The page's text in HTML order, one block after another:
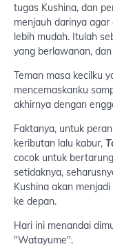
tugas Kushina, dan
menjauh darinya
lebih mudah. Itulah
yang berlawanan,
Teman masa kecilku
mencemaskanku
akhirnya dengan
Faktanya, untuk
keributan lalu kabur,
cocok untuk
setidaknya,
Kushina akan
ke depan.
Hari ini menandai
"Watayume".